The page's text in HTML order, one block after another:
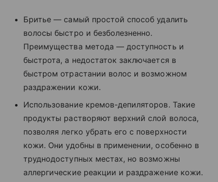
Бритье — самый простой способ удалить
волосы быстро и безболезненно.
Преимущества метода — доступность и
быстрота, а недостаток заключается в
быстром отрастании волос и возможном
раздражении кожи.
Использование кремов-депиляторов. Такие
продукты растворяют верхний слой волоса,
позволяя легко убрать его с поверхности
кожи. Они удобны в применении, особенно в
труднодоступных местах, но возможны
аллергические реакции и раздражение кожи.